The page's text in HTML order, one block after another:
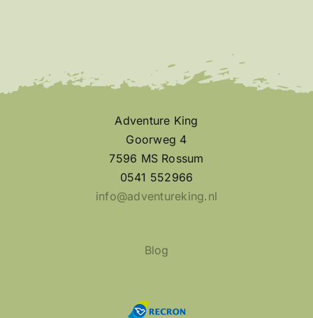
Adventure King
Goorweg 4
7596 MS Rossum
0541 552966
info@adventureking.nl
Blog